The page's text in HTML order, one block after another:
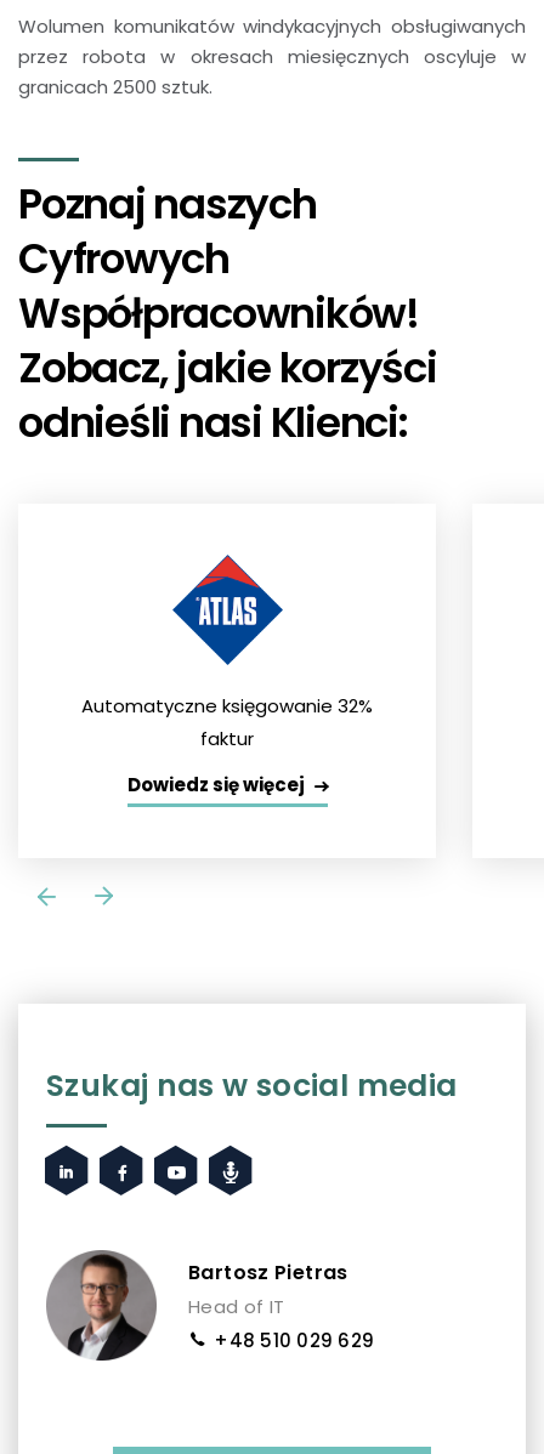
Wolumen komunikatów windykacyjnych obsługiwanych
przez robota w okresach miesięcznych oscyluje w
granicach 2500 sztuk.
Poznaj naszych
Cyfrowych
Współpracowników!
Zobacz, jakie korzyści
odnieśli nasi Klienci:
Automatyczne księgowanie 32%
faktur
Dowiedz się więcej
Szukaj nas w social media
Bartosz Pietras
Head of IT
+48 510 029 629